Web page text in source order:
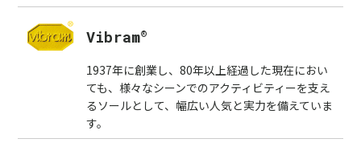
Vibram®
1937年に創業し、80年以上経過した現在におい
ても、様々なシーンでのアクティビティーを支え
るソールとして、幅広い人気と実力を備えていま
す。